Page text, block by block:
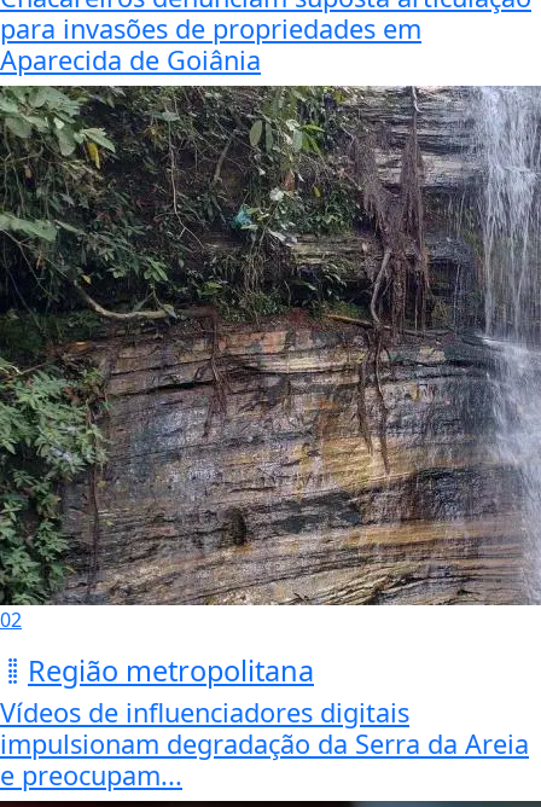
para invasões de propriedades em
Aparecida de Goiânia
02
Região metropolitana
Vídeos de influenciadores digitais
impulsionam degradação da Serra da Areia
e preocupam...